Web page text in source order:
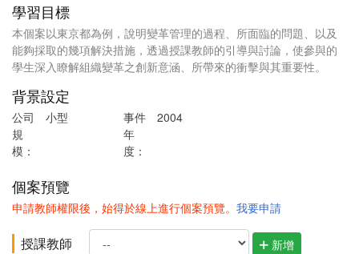
學習目標
本個案以東京都為例，說明變革管理的過程、所面臨的問題、以及
能夠採取的幾項解決措施，透過授課教師的引導與討論，使參與的
學生深入瞭解組織變革之創新意涵、所帶來的衝擊與其重要性。
背景設定
公司
規
模：
小型
事件
年
度：
2004
個案預覽
申請教師權限後，始得於線上進行個案預覽。 我要申請
授課教師 新增